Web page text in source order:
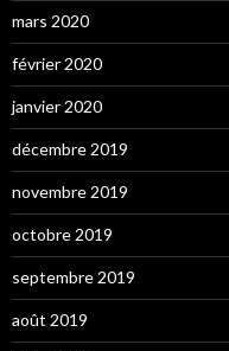
mars 2020
février 2020
janvier 2020
décembre 2019
novembre 2019
octobre 2019
septembre 2019
août 2019